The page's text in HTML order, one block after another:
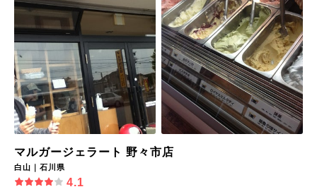
マルガージェラート 野々市店
白山｜石川県
4.1